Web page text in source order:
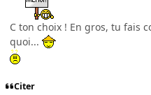
C ton choix ! En gros, tu fais
quoi...
Citer